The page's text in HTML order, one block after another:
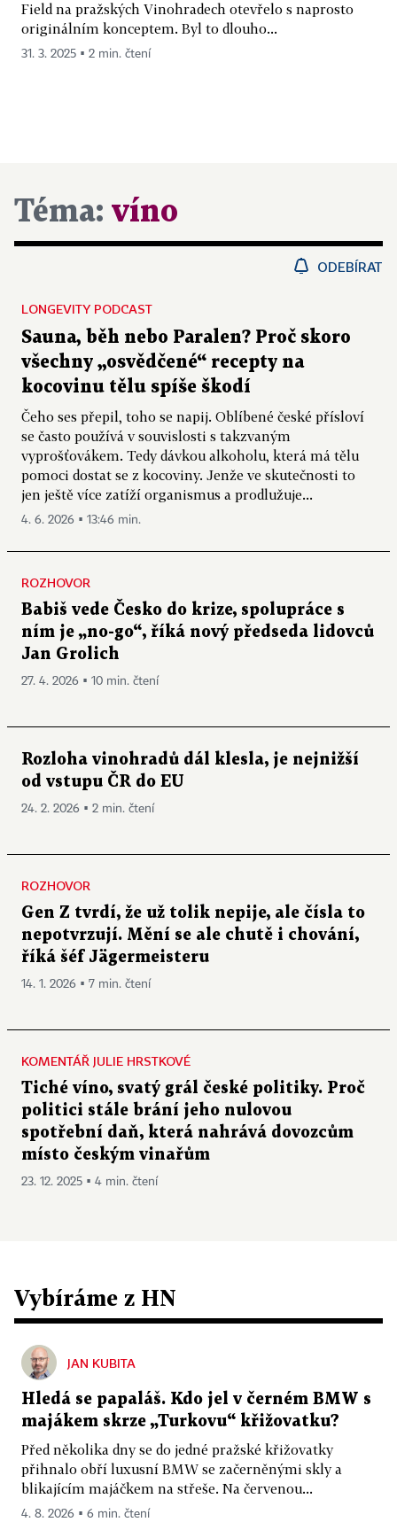
Field na pražských Vinohradech otevřelo s naprosto
originálním konceptem. Byl to dlouho...
31. 3. 2025 ▪ 2 min. čtení
Téma: víno
ODEBÍRAT
Sauna, běh nebo Paralen? Proč skoro
všechny „osvědčené“ recepty na
kocovinu tělu spíše škodí
Čeho ses přepil, toho se napij. Oblíbené české přísloví
se často používá v souvislosti s takzvaným
vyprošťovákem. Tedy dávkou alkoholu, která má tělu
pomoci dostat se z kocoviny. Jenže ve skutečnosti to
jen ještě více zatíží organismus a prodlužuje...
LONGEVITY PODCAST
4. 6. 2026 ▪ 13:46 min.
ROZHOVOR
Babiš vede Česko do krize, spolupráce s
ním je „no-go“, říká nový předseda lidovců
Jan Grolich
27. 4. 2026 ▪ 10 min. čtení
Rozloha vinohradů dál klesla, je nejnižší
od vstupu ČR do EU
24. 2. 2026 ▪ 2 min. čtení
ROZHOVOR
Gen Z tvrdí, že už tolik nepije, ale čísla to
nepotvrzují. Mění se ale chutě i chování,
říká šéf Jägermeisteru
14. 1. 2026 ▪ 7 min. čtení
KOMENTÁŘ JULIE HRSTKOVÉ
Tiché víno, svatý grál české politiky. Proč
politici stále brání jeho nulovou
spotřební daň, která nahrává dovozcům
místo českým vinařům
23. 12. 2025 ▪ 4 min. čtení
Vybíráme z HN
JAN KUBITA
Hledá se papaláš. Kdo jel v černém BMW s
majákem skrze „Turkovu“ křižovatku?
Před několika dny se do jedné pražské křižovatky
přihnalo obří luxusní BMW se začerněnými skly a
blikajícím majáčkem na střeše. Na červenou...
4. 8. 2026 ▪ 6 min. čtení